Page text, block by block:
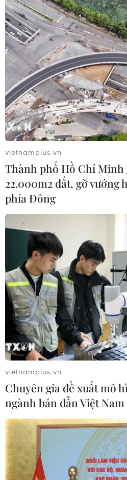
vietnamplus.vn
Thành phố Hồ Chí Minh
22.000m2 đất, gỡ vướng
phía Đông
vietnamplus.vn
Chuyên gia đề xuất mô
ngành bán dẫn Việt Nam